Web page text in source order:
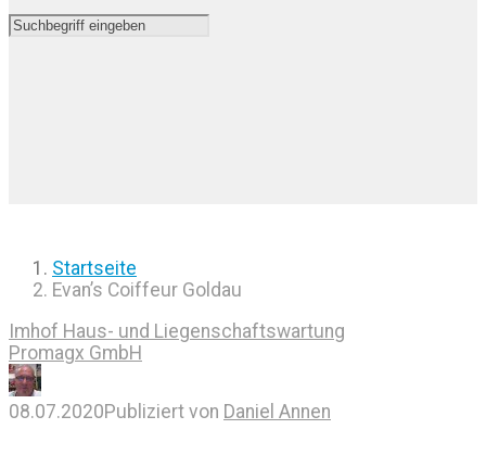
Startseite
Evan’s Coiffeur Goldau
Imhof Haus- und Liegenschaftswartung
Promagx GmbH
08.07.2020Publiziert von Daniel Annen